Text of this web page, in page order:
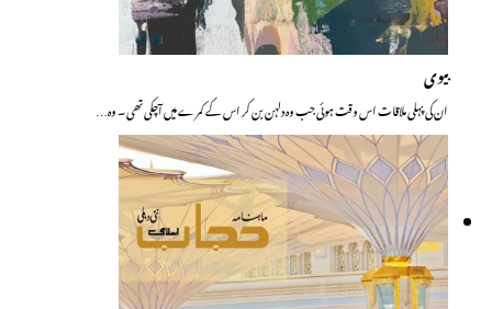
بیوی
ان کی پہلی ملاقات اس وقت ہوئی جب وہ دلہن بن کر اس کے کمرے میں آچکی تھی ۔ وہ…